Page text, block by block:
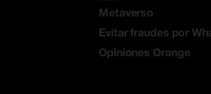
Metaverso
Evitar fraudes por
Opiniones Orange